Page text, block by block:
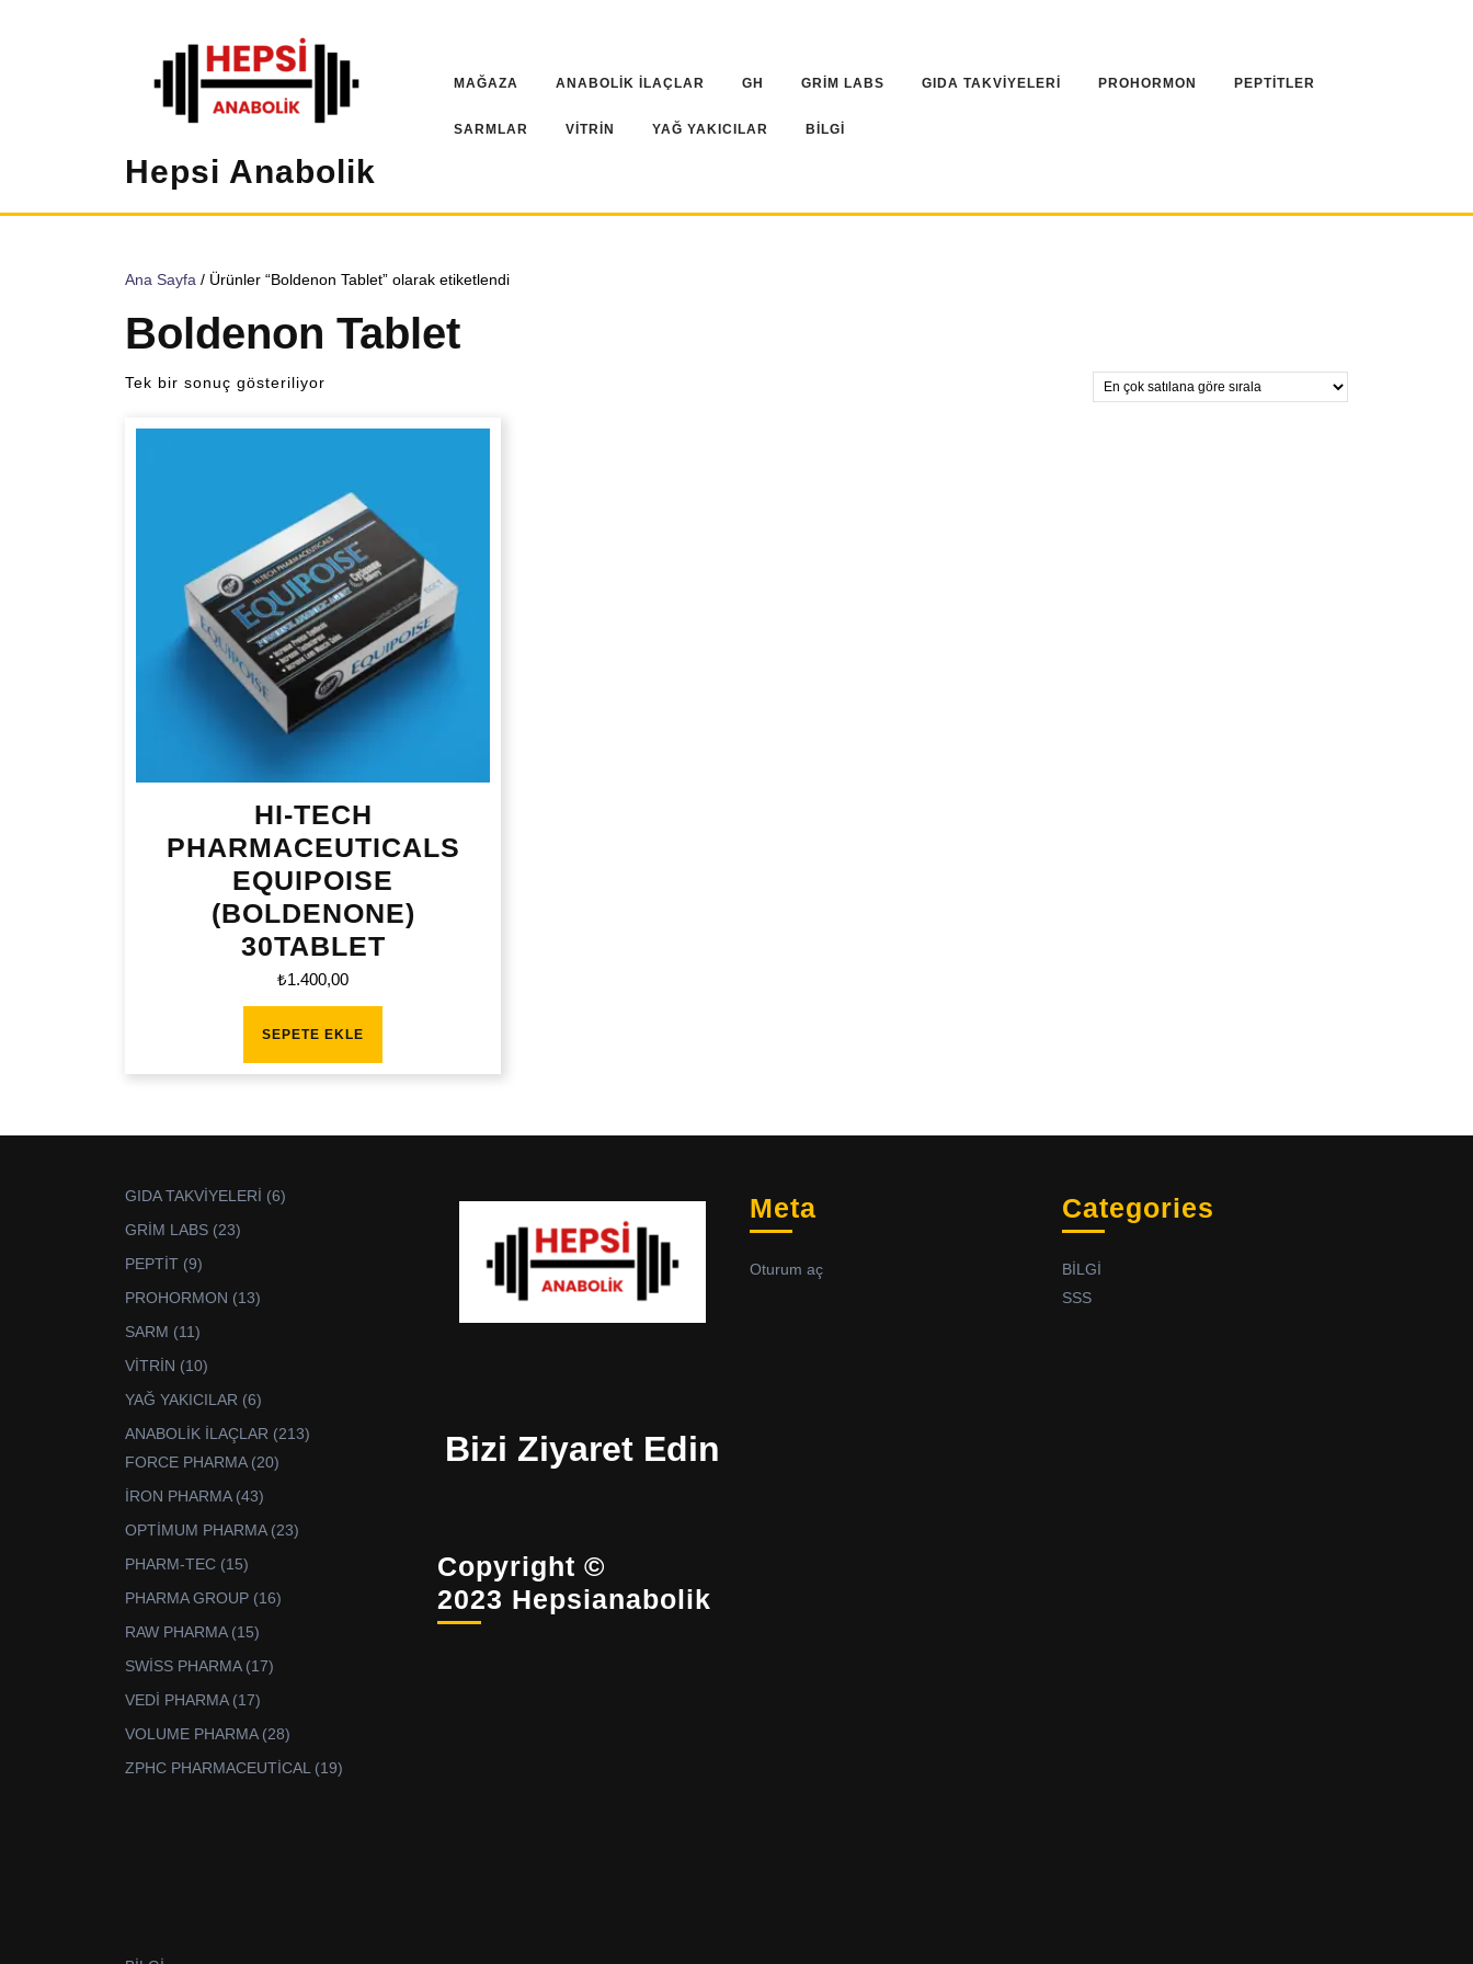
Hepsi Anabolik
MAĞAZA ANABOLİK İLAÇLAR GH GRİM LABS GIDA TAKVİYELERİ PROHORMON PEPTİTLER
SARMLAR VİTRİN YAĞ YAKICILAR BİLGİ
Ana Sayfa / Ürünler “Boldenon Tablet” olarak etiketlendi
Boldenon Tablet
Tek bir sonuç gösteriliyor
HI-TECH
PHARMACEUTICALS
EQUIPOISE
(BOLDENONE)
30TABLET
₺1.400,00
SEPETE EKLE
GIDA TAKVİYELERİ 66
GRİM LABS 2323
PEPTİT 99
PROHORMON 1313
SARM 1111
VİTRİN 1010
YAĞ YAKICILAR 66
ANABOLİK İLAÇLAR 213213
FORCE PHARMA 2020
İRON PHARMA 4343
OPTİMUM PHARMA 2323
PHARM-TEC 1515
PHARMA GROUP 1616
RAW PHARMA 1515
SWİSS PHARMA 1717
VEDİ PHARMA 1717
VOLUME PHARMA 2828
ZPHC PHARMACEUTİCAL 1919
Bizi Ziyaret Edin
Copyright ©
2023 Hepsianabolik
Meta
Oturum aç
Categories
BİLGİ
SSS